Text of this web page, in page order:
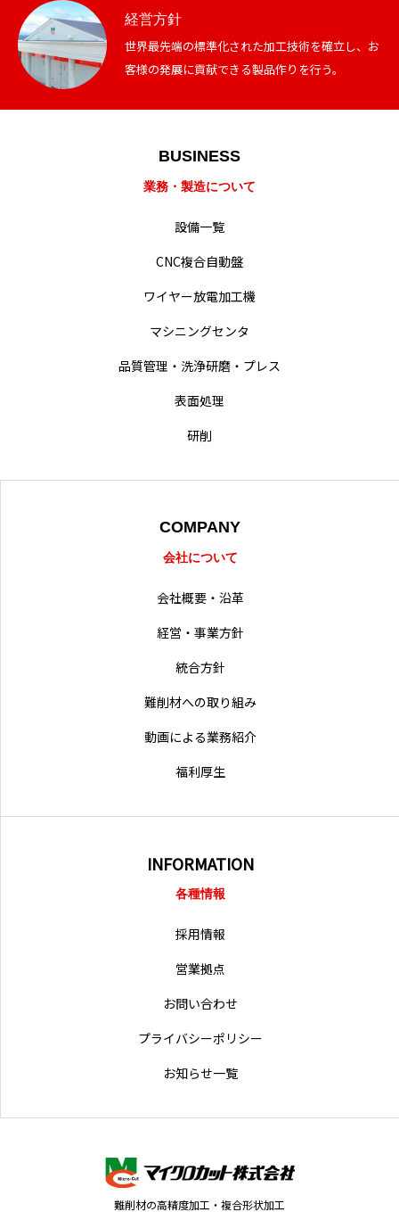
難削材への取り組み
経営方針
世界最先端の標準化された加工技術を確立し、お
客様の発展に貢献できる製品作りを行う。
BUSINESS
業務・製造について
設備一覧
CNC複合自動盤
ワイヤー放電加工機
マシニングセンタ
品質管理・洗浄研磨・プレス
表面処理
研削
COMPANY
会社について
会社概要・沿革
経営・事業方針
統合方針
難削材への取り組み
動画による業務紹介
福利厚生
INFORMATION
各種情報
採用情報
営業拠点
お問い合わせ
プライバシーポリシー
お知らせ一覧
難削材の高精度加工・複合形状加工